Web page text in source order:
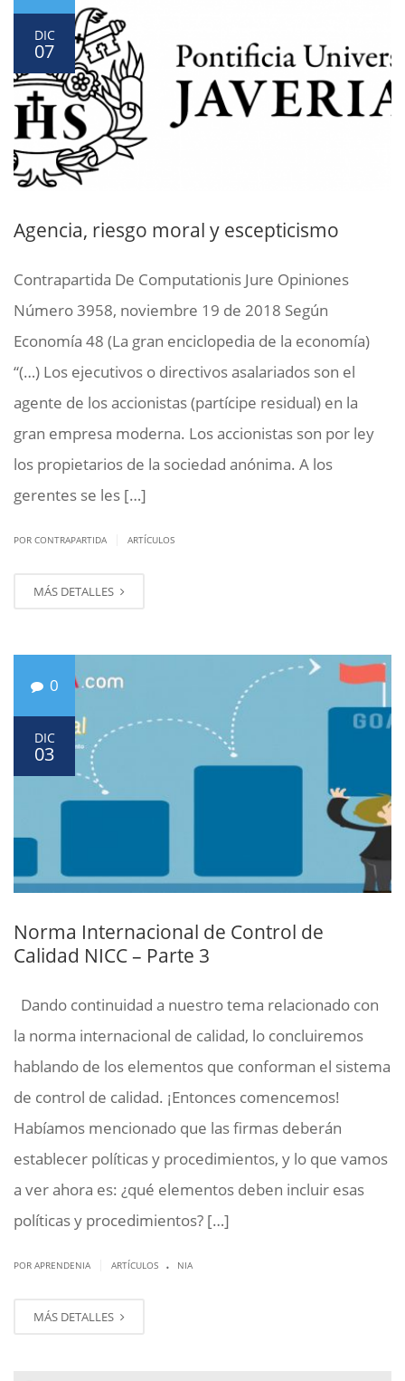
DIC
07
Agencia, riesgo moral y escepticismo
Contrapartida De Computationis Jure Opiniones
Número 3958, noviembre 19 de 2018 Según
Economía 48 (La gran enciclopedia de la economía)
“(…) Los ejecutivos o directivos asalariados son el
agente de los accionistas (partícipe residual) en la
gran empresa moderna. Los accionistas son por ley
los propietarios de la sociedad anónima. A los
gerentes se les […]
POR CONTRAPARTIDA ARTÍCULOS
MÁS DETALLES
0
DIC
03
Norma Internacional de Control de
Calidad NICC – Parte 3
Dando continuidad a nuestro tema relacionado con
la norma internacional de calidad, lo concluiremos
hablando de los elementos que conforman el sistema
de control de calidad. ¡Entonces comencemos!
Habíamos mencionado que las firmas deberán
establecer políticas y procedimientos, y lo que vamos
a ver ahora es: ¿qué elementos deben incluir esas
políticas y procedimientos? […]
POR APRENDENIA ARTÍCULOS . NIA
MÁS DETALLES